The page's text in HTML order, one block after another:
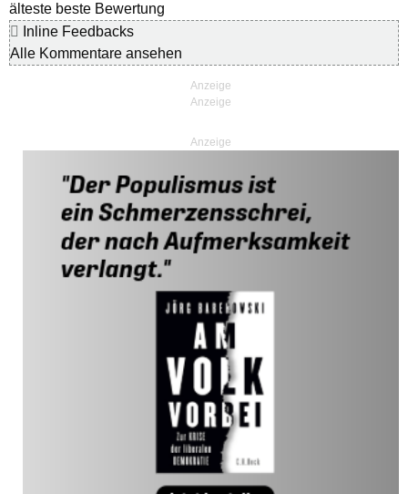
älteste beste Bewertung
Inline Feedbacks
Alle Kommentare ansehen
Anzeige